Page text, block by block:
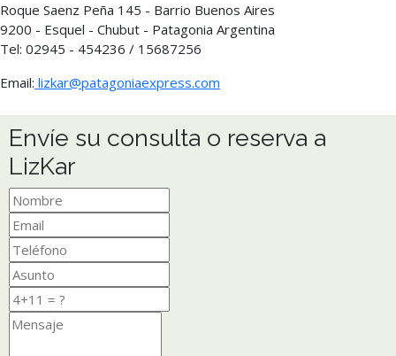
Roque Saenz Peña 145 - Barrio Buenos Aires
9200 - Esquel - Chubut - Patagonia Argentina
Tel: 02945 - 454236 / 15687256
Email: lizkar@patagoniaexpress.com
Envíe su consulta o reserva a
LizKar